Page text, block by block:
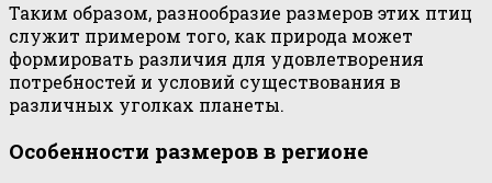
Таким образом, разнообразие размеров этих птиц
служит примером того, как природа может
формировать различия для удовлетворения
потребностей и условий существования в
различных уголках планеты.
Особенности размеров в регионе